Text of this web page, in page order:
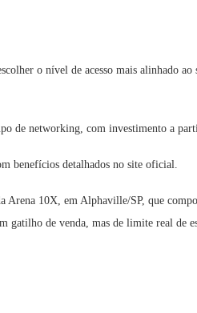
o nível de acesso mais alinhado ao
de networking, com investimento a
benefícios detalhados no site oficial.
Arena 10X, em Alphaville/SP, que
gatilho de venda, mas de limite real de